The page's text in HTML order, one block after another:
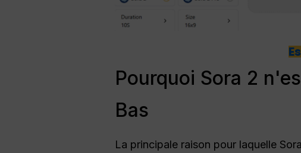
Pourquoi Sora 2
Bas
La principale raison pour laquelle